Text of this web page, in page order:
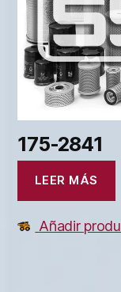
175-2841
LEER MÁS
Añadir